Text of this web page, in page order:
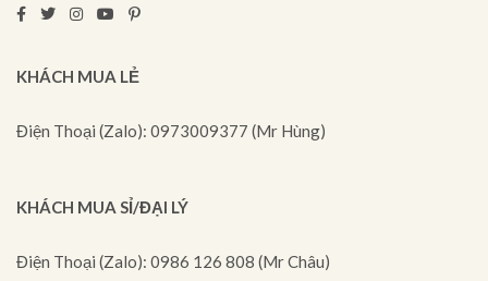
KHÁCH MUA LẺ
Điện Thoại (Zalo): 0973009377 (Mr Hùng)
KHÁCH MUA SỈ/ĐẠI LÝ
Điện Thoại (Zalo): 0986 126 808 (Mr Châu)